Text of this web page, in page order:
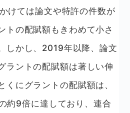
けては論文や特許の件数が
トの配賦額もきわめて小さ
しかし、2019年以降、論文
ラントの配賦額は著しい伸
くにグラントの配賦額は、
約9倍に達しており、連合